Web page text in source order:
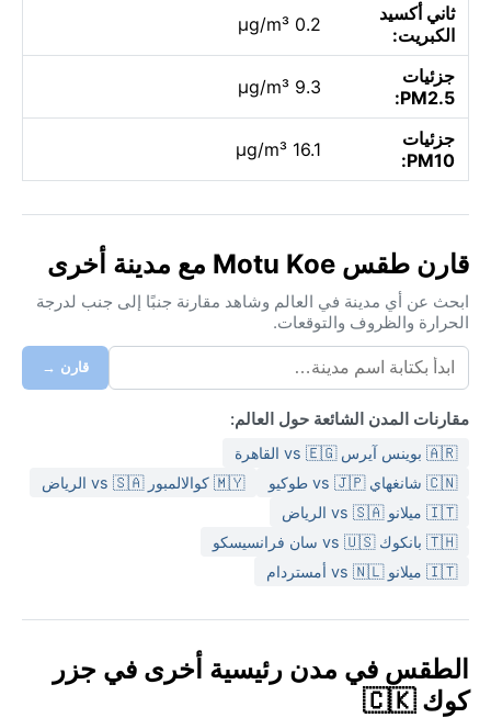
ثاني أكسيد
الكبريت:
0.2 µg/m³
جزئيات
PM2.5:
9.3 µg/m³
جزئيات
PM10:
16.1 µg/m³
قارن طقس Motu Koe مع مدينة أخرى
ابحث عن أي مدينة في العالم وشاهد مقارنة جنبًا إلى جنب لدرجة
الحرارة والظروف والتوقعات.
قارن →
مقارنات المدن الشائعة حول العالم:
🇦🇷 بوينس آيرس vs 🇪🇬 القاهرة
🇨🇳 شانغهاي vs 🇯🇵 طوكيو
🇲🇾 كوالالمبور vs 🇸🇦 الرياض
🇮🇹 ميلانو vs 🇸🇦 الرياض
🇹🇭 بانكوك vs 🇺🇸 سان فرانسيسكو
🇮🇹 ميلانو vs 🇳🇱 أمستردام
الطقس في مدن رئيسية أخرى في جزر
كوك 🇨🇰